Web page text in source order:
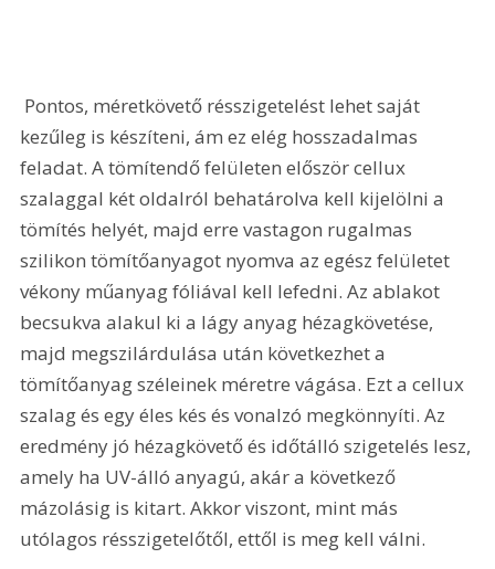
kezűleg is készíteni, ám ez elég hosszadalmas
feladat. A tömítendő felületen először cellux
szalaggal két oldalról behatárolva kell kijelölni a
tömítés helyét, majd erre vastagon rugalmas
szilikon tömítőanyagot nyomva az egész felületet
vékony műanyag fóliával kell lefedni. Az ablakot
becsukva alakul ki a lágy anyag hézagkövetése,
majd megszilárdulása után következhet a
tömítőanyag széleinek méretre vágása. Ezt a cellux
szalag és egy éles kés és vonalzó megkönnyíti. Az
eredmény jó hézagkövető és időtálló szigetelés lesz,
amely ha UV-álló anyagú, akár a következő
mázolásig is kitart. Akkor viszont, mint más
utólagos résszigetelőtől, ettől is meg kell válni.